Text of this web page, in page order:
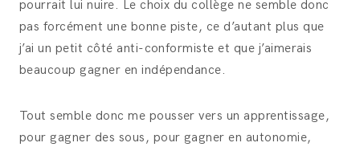
pourrait lui nuire. Le choix du collège ne semble donc
pas forcément une bonne piste, ce d’autant plus que
j’ai un petit côté anti-conformiste et que j’aimerais
beaucoup gagner en indépendance.
Tout semble donc me pousser vers un apprentissage,
pour gagner des sous, pour gagner en autonomie,